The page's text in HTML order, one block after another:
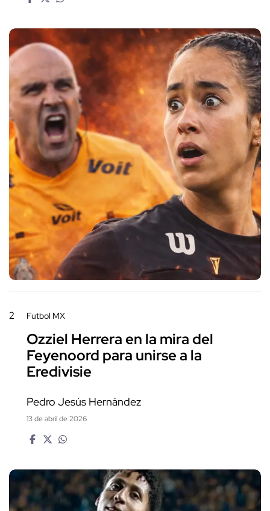
2 Futbol MX
Ozziel Herrera en la mira del
Feyenoord para unirse a la
Eredivisie
Pedro Jesús Hernández
13 de abril de 2026